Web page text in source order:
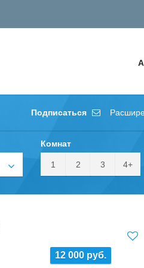
Подписаться
Комнат
1 2 3 4+
12 000 руб.